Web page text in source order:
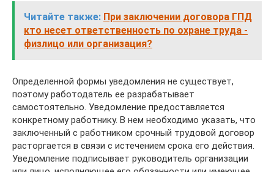
Читайте также: При заключении договора ГПД
кто несет ответственность по охране труда -
физлицо или организация?
Определенной формы уведомления не существует,
поэтому работодатель ее разрабатывает
самостоятельно. Уведомление предоставляется
конкретному работнику. В нем необходимо указать, что
заключенный с работником срочный трудовой договор
расторгается в связи с истечением срока его действия.
Уведомление подписывает руководитель организации